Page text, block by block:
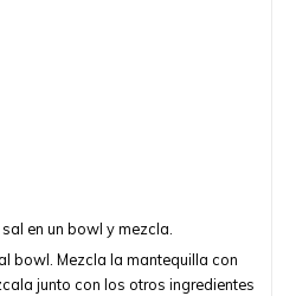
en un bowl y mezcla.
bowl. Mezcla la mantequilla con
junto con los otros ingredientes